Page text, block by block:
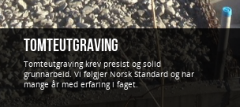
Tomteutgraving
Tomteutgraving krev presist og solid
grunnarbeid. Vi følgjer Norsk Standard og har
mange år med erfaring i faget.